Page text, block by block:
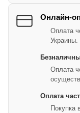
Онлайн-
Оплата
Украины.
Оплата
Оплата
Покупка